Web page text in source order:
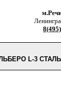
L-3 СТАЛЬ